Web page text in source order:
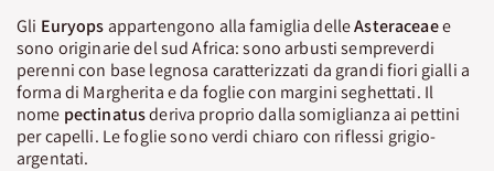
Gli Euryops appartengono alla famiglia delleAsteraceaee
sono originarie del sud Africa: sono arbusti sempreverdi
perenni con base legnosa caratterizzati da grandi fiori gialli a
forma di Margherita e da foglie con margini seghettati. Il
nome pectinatusderiva proprio dalla somiglianza ai pettini
per capelli. Le foglie sono verdi chiaro con riflessi grigio-
argentati.